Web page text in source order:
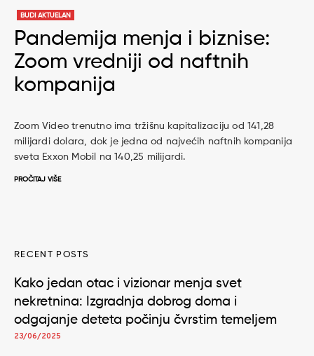
BUDI AKTUELAN
Pandemija menja i biznise:
Zoom vredniji od naftnih
kompanija
Zoom Video trenutno ima tržišnu kapitalizaciju od 141,28
milijardi dolara, dok je jedna od najvećih naftnih kompanija
sveta Exxon Mobil na 140,25 milijardi.
PROČITAJ VIŠE
RECENT POSTS
Kako jedan otac i vizionar menja svet
nekretnina: Izgradnja dobrog doma i
odgajanje deteta počinju čvrstim temeljem
23/06/2025